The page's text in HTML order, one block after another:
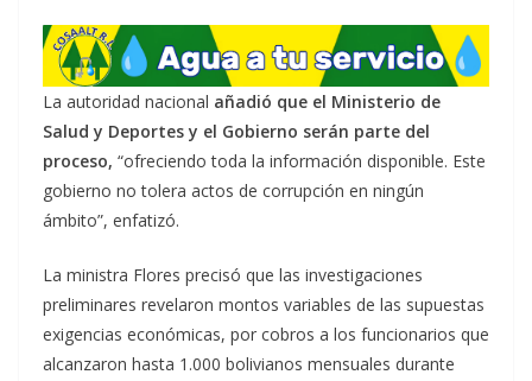
La autoridad nacional añadió que el Ministerio de
Salud y Deportes y el Gobierno serán parte del
proceso, “ofreciendo toda la información disponible. Este
gobierno no tolera actos de corrupción en ningún
ámbito”, enfatizó.
La ministra Flores precisó que las investigaciones
preliminares revelaron montos variables de las supuestas
exigencias económicas, por cobros a los funcionarios que
alcanzaron hasta 1.000 bolivianos mensuales durante